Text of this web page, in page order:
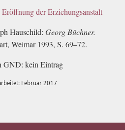
der Erziehungsanstalt
Hauschild: Georg Büchner.
Weimar 1993, S. 69–72.
GND: kein Eintrag
Februar 2017